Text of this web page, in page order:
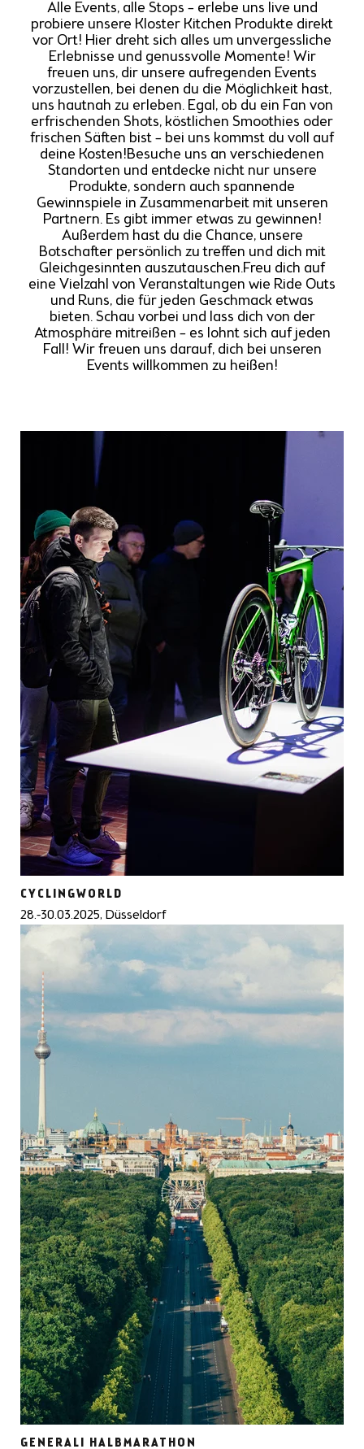
Alle Events, alle Stops – erlebe uns live und
probiere unsere Kloster Kitchen Produkte direkt
vor Ort! Hier dreht sich alles um unvergessliche
Erlebnisse und genussvolle Momente! Wir
freuen uns, dir unsere aufregenden Events
vorzustellen, bei denen du die Möglichkeit hast,
uns hautnah zu erleben. Egal, ob du ein Fan von
erfrischenden Shots, köstlichen Smoothies oder
frischen Säften bist – bei uns kommst du voll auf
deine Kosten!Besuche uns an verschiedenen
Standorten und entdecke nicht nur unsere
Produkte, sondern auch spannende
Gewinnspiele in Zusammenarbeit mit unseren
Partnern. Es gibt immer etwas zu gewinnen!
Außerdem hast du die Chance, unsere
Botschafter persönlich zu treffen und dich mit
Gleichgesinnten auszutauschen.Freu dich auf
eine Vielzahl von Veranstaltungen wie Ride Outs
und Runs, die für jeden Geschmack etwas
bieten. Schau vorbei und lass dich von der
Atmosphäre mitreißen – es lohnt sich auf jeden
Fall! Wir freuen uns darauf, dich bei unseren
Events willkommen zu heißen!
CYCLINGWORLD
28.-30.03.2025, Düsseldorf
GENERALI HALBMARATHON